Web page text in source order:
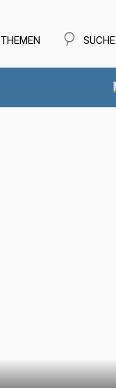
THEMEN SUCHE